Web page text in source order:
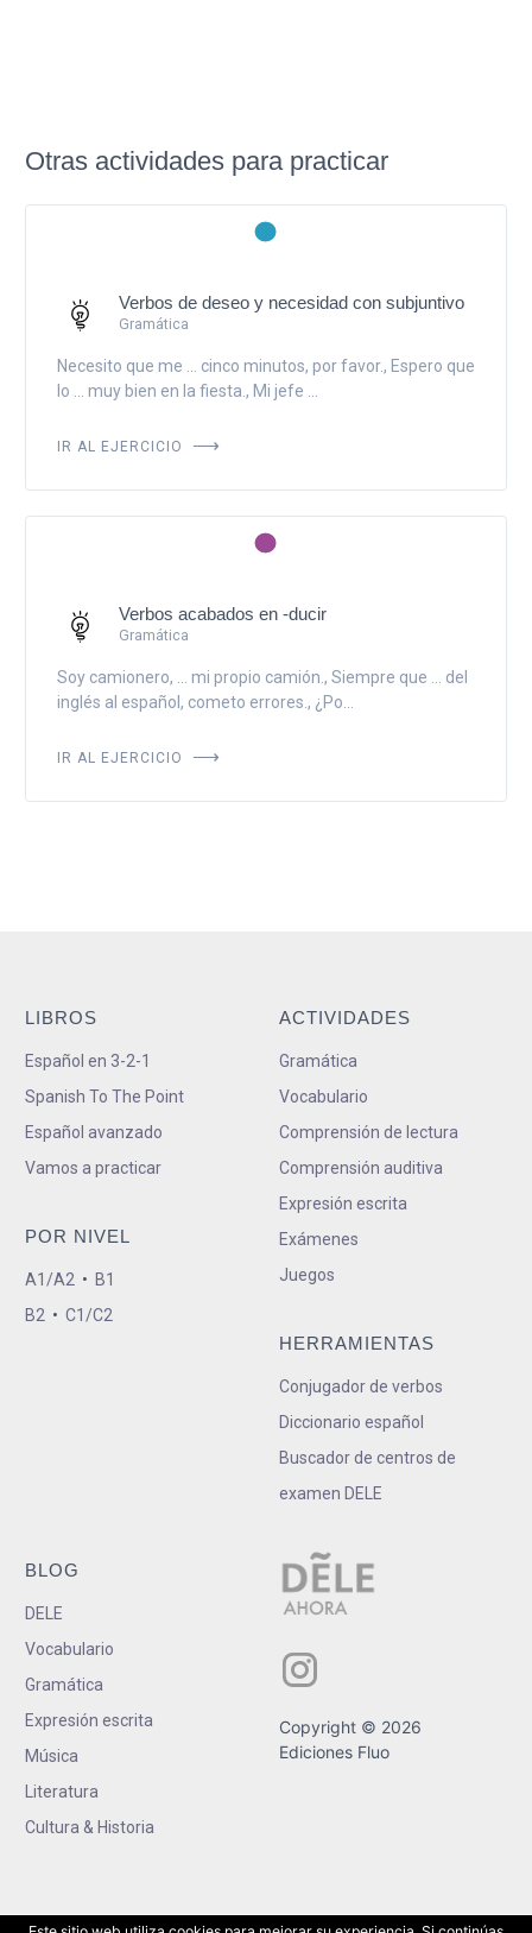
Otras actividades para practicar
Verbos de deseo y necesidad con subjuntivo
Gramática
Necesito que me ... cinco minutos, por favor., Espero que
lo ... muy bien en la fiesta., Mi jefe ...
IR AL EJERCICIO
Verbos acabados en -ducir
Gramática
Soy camionero, ... mi propio camión., Siempre que ... del
inglés al español, cometo errores., ¿Po...
IR AL EJERCICIO
LIBROS
Español en 3-2-1
Spanish To The Point
Español avanzado
Vamos a practicar
POR NIVEL
A1/A2 • B1
B2 • C1/C2
ACTIVIDADES
Gramática
Vocabulario
Comprensión de lectura
Comprensión auditiva
Expresión escrita
Exámenes
Juegos
HERRAMIENTAS
Conjugador de verbos
Diccionario español
Buscador de centros de
examen DELE
BLOG
DELE
Vocabulario
Gramática
Expresión escrita
Música
Literatura
Cultura & Historia
Copyright © 2026
Ediciones Fluo